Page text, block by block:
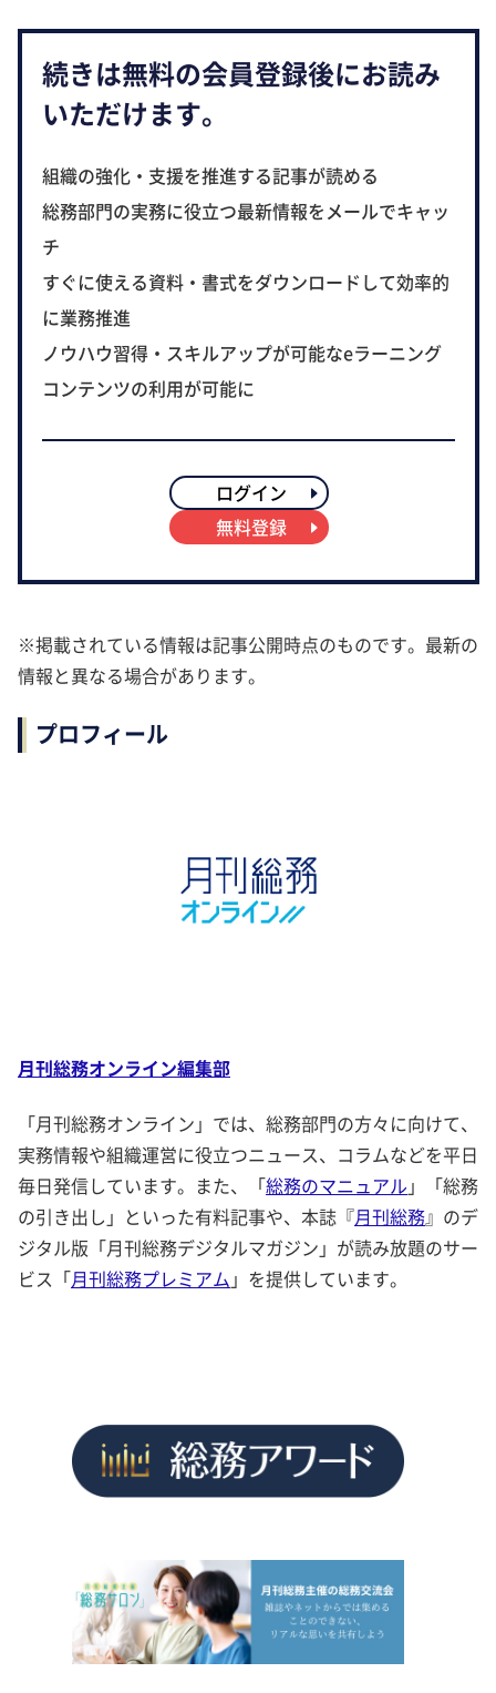
続きは無料の会員登録後にお読み
いただけます。
組織の強化・支援を推進する記事が読める
総務部門の実務に役立つ最新情報をメールでキャッ
チ
すぐに使える資料・書式をダウンロードして効率的
に業務推進
ノウハウ習得・スキルアップが可能なeラーニング
コンテンツの利用が可能に
ログイン
無料登録
※掲載されている情報は記事公開時点のものです。最新の
情報と異なる場合があります。
プロフィール
月刊総務オンライン編集部
「月刊総務オンライン」では、総務部門の方々に向けて、
実務情報や組織運営に役立つニュース、コラムなどを平日
毎日発信しています。また、「総務のマニュアル 」「総務
の引き出し」といった有料記事や、本誌『月刊総務』のデ
ジタル版「月刊総務デジタルマガジン」が読み放題のサー
ビス「月刊総務プレミアム 」を提供しています。